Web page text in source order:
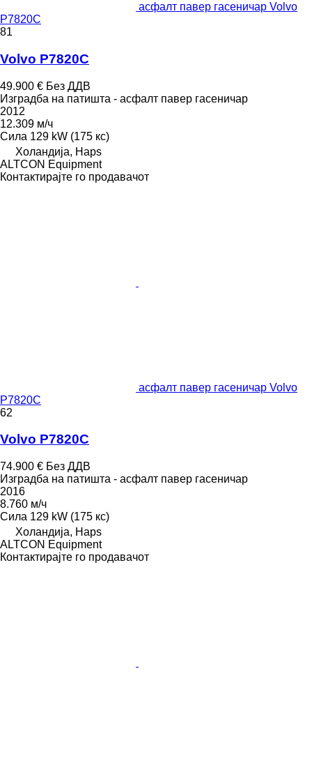
асфалт павер гасеничар Volvo
P7820C
81
Volvo P7820C
49.900 € Без ДДВ
Изградба на патишта - асфалт павер гасеничар
2012
12.309 м/ч
Сила 129 kW (175 кс)
Холандија, Haps
ALTCON Equipment
Контактирајте го продавачот
асфалт павер гасеничар Volvo
P7820C
62
Volvo P7820C
74.900 € Без ДДВ
Изградба на патишта - асфалт павер гасеничар
2016
8.760 м/ч
Сила 129 kW (175 кс)
Холандија, Haps
ALTCON Equipment
Контактирајте го продавачот